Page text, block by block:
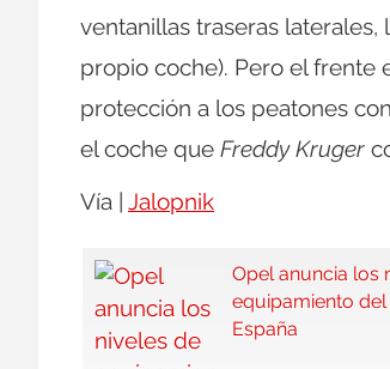
ventanillas traseras
propio coche). Pero el frente
protección a los peatones
el coche que Freddy Kruger
Vía | Jalopnik
Opel anuncia los
equipamiento
España